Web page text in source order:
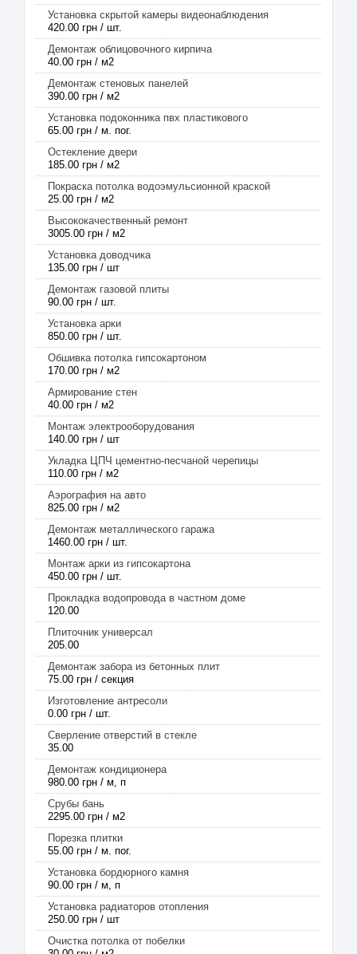
Установка скрытой камеры видеонаблюдения
420.00 грн / шт.
Демонтаж облицовочного кирпича
40.00 грн / м2
Демонтаж стеновых панелей
390.00 грн / м2
Установка подоконника пвх пластикового
65.00 грн / м. пог.
Остекление двери
185.00 грн / м2
Покраска потолка водоэмульсионной краской
25.00 грн / м2
Высококачественный ремонт
3005.00 грн / м2
Установка доводчика
135.00 грн / шт
Демонтаж газовой плиты
90.00 грн / шт.
Установка арки
850.00 грн / шт.
Обшивка потолка гипсокартоном
170.00 грн / м2
Армирование стен
40.00 грн / м2
Монтаж электрооборудования
140.00 грн / шт
Укладка ЦПЧ цементно-песчаной черепицы
110.00 грн / м2
Аэрография на авто
825.00 грн / м2
Демонтаж металлического гаража
1460.00 грн / шт.
Монтаж арки из гипсокартона
450.00 грн / шт.
Прокладка водопровода в частном доме
120.00
Плиточник универсал
205.00
Демонтаж забора из бетонных плит
75.00 грн / секция
Изготовление антресоли
0.00 грн / шт.
Сверление отверстий в стекле
35.00
Демонтаж кондиционера
980.00 грн / м, п
Срубы бань
2295.00 грн / м2
Порезка плитки
55.00 грн / м. пог.
Установка бордюрного камня
90.00 грн / м, п
Установка радиаторов отопления
250.00 грн / шт
Очистка потолка от побелки